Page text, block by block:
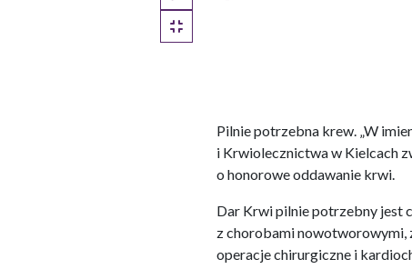
Kopiuj krótki link
Pilnie potrzebna krew. „W
i Krwiolecznictwa w Kielcach
o honorowe oddawanie krwi.
Dar Krwi pilnie potrzebny jest
z chorobami nowotworowymi,
operacje chirurgiczne i